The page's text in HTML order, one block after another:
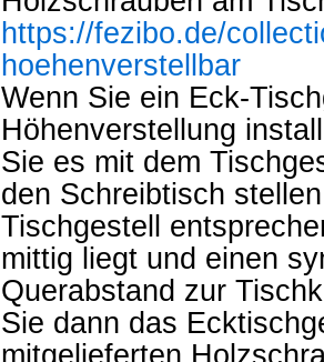
https://fezibo.de/
hoehenverstellbar
Wenn Sie ein Eck-
Höhenverstellung
Sie es mit dem
den Schreibtisch
Tischgestell
mittig liegt und einen
Querabstand zur
Sie dann das
mitgelieferten